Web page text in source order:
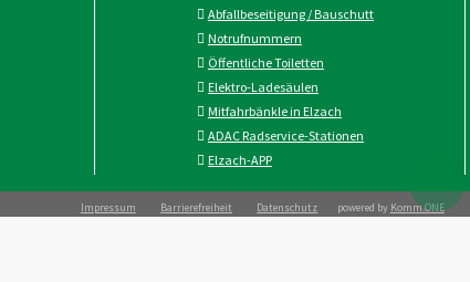
Abfallbeseitigung / Bauschutt
Notrufnummern
Öffentliche Toiletten
Elektro-Ladesäulen
Mitfahrbänkle in Elzach
ADAC Radservice-Stationen
Elzach-APP
Impressum Barrierefreiheit Datenschutz powered by Komm.ONE